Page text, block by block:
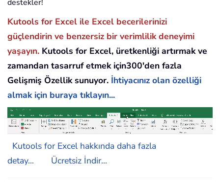
destekler!
Kutools for Excel ile Excel becerilerinizi
güçlendirin ve benzersiz bir verimlilik deneyimi
yaşayın. Kutools for Excel, üretkenliği artırmak ve
zamandan tasarruf etmek için300'den fazla
Gelişmiş Özellik sunuyor. İhtiyacınız olan özelliği
almak için buraya tıklayın...
Kutools for Excel hakkında daha fazla
detay...
Ücretsiz İndir...